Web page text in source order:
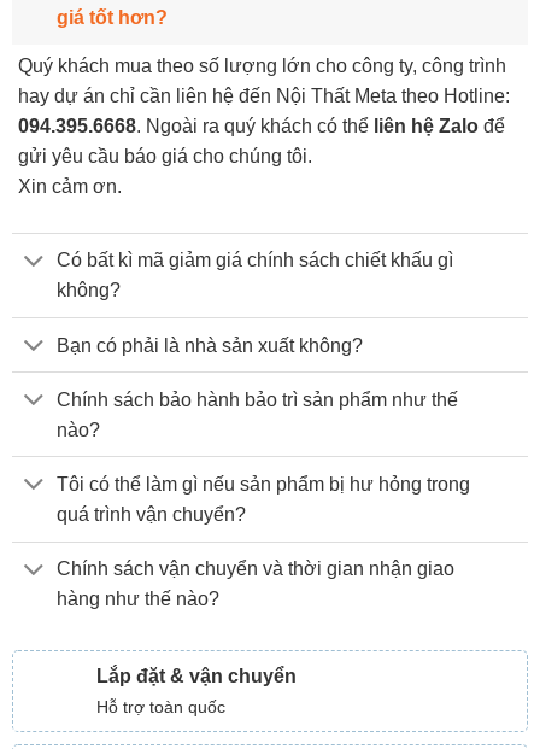
giá tốt hơn?
Quý khách mua theo số lượng lớn cho công ty, công trình
hay dự án chỉ cần liên hệ đến Nội Thất Meta theo Hotline:
094.395.6668. Ngoài ra quý khách có thể liên hệ Zalo để
gửi yêu cầu báo giá cho chúng tôi.
Xin cảm ơn.
Có bất kì mã giảm giá chính sách chiết khấu gì
không?
Bạn có phải là nhà sản xuất không?
Chính sách bảo hành bảo trì sản phẩm như thế
nào?
Tôi có thể làm gì nếu sản phẩm bị hư hỏng trong
quá trình vận chuyển?
Chính sách vận chuyển và thời gian nhận giao
hàng như thế nào?
Lắp đặt & vận chuyển
Hỗ trợ toàn quốc